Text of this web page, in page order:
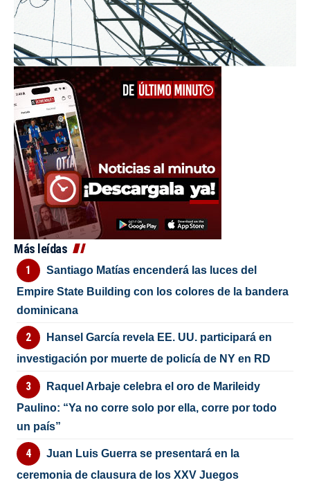
Más leídas
Santiago Matías encenderá las luces del
Empire State Building con los colores de la bandera
dominicana
Hansel García revela EE. UU. participará en
investigación por muerte de policía de NY en RD
Raquel Arbaje celebra el oro de Marileidy
Paulino: “Ya no corre solo por ella, corre por todo
un país”
Juan Luis Guerra se presentará en la
ceremonia de clausura de los XXV Juegos